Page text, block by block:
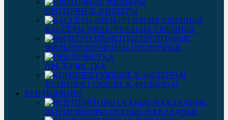
ПРОТОЧНЫЕ ФИЛЬТРЫ
КАССЕТЫ ФИЛЬТРУЮЩИЕ СМЕННЫЕ
ФИЛЬТРОЭЛЕМЕНТЫ ПРОТОЧНЫЕ
ПРЕДОЧИСТКА
КОМПЛЕКТУЮЩИЕ К ФИЛЬТРАМ
ВЕНТИЛЯЦИЯ
ВЕНТИЛЯТОРЫ ОСЕВЫЕ НАКЛАДНЫЕ